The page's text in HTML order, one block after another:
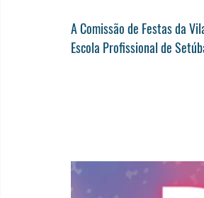
A Comissão de Festas da
Escola Profissional de